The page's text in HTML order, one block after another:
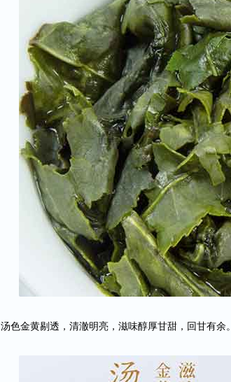
汤色金黄剔透，清澈明亮，滋味醇厚甘甜，回甘有余。